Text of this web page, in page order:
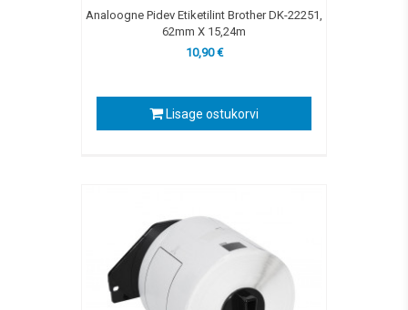
Analoogne Pidev Etiketilint Brother DK-22251,
62mm X 15,24m
10,90 €
Lisage ostukorvi